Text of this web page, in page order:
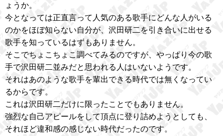
ょうか。
今となっては正直言って人気のある歌手にどんな人がいる
のかをほぼ知らない自分が、沢田研二を引き合いに出せる
歌手を知っているはずもありません。
そこでちょこちょこ調べてみるのですが、やっぱり今の歌
手で沢田研二並みだと思われる人はいないようです。
それはあのような歌手を輩出できる時代では無くなってい
るからです。
これは沢田研二だけに限ったことでもありません。
強烈な自己アピールをして頂点に登り詰めようとしても、
それほど違和感の感じない時代だったのです。